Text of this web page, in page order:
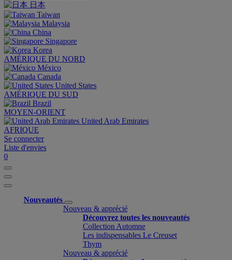
日本
Taiwan
Malaysia
China
Singapore
Korea
AMÉRIQUE DU NORD
México
Canada
United States
AMÉRIQUE DU SUD
Brazil
MOYEN-ORIENT
United Arab Emirates
AFRIQUE
Se connecter
Liste d'envies
0
Nouveautés
Nouveau & apprécié
Découvrez toutes les nouveautés
Collection Automne
Les indispensables Le Creuset
Thym
Nouveau & apprécié